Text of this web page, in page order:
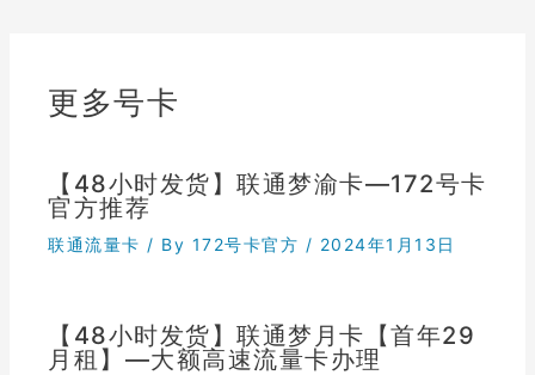
更多号卡
【48小时发货】联通梦渝卡—172号卡
官方推荐
联通流量卡 / By 172号卡官方 / 2024年1月13日
【48小时发货】联通梦月卡【首年29
月租】—大额高速流量卡办理